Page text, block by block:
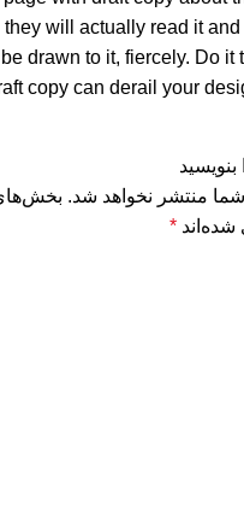
they will actually read it
drawn to it, fiercely. Do it
copy can derail your
بنویسید
منتشر نخواهد شد. بخش‌های
*